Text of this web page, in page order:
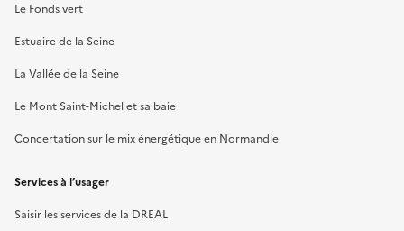
Le Fonds vert
Estuaire de la Seine
La Vallée de la Seine
Le Mont Saint-Michel et sa baie
Concertation sur le mix énergétique en Normandie
Services à l’usager
Saisir les services de la DREAL